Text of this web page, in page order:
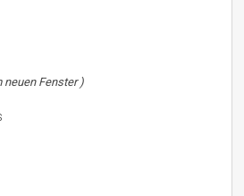
Fenster )